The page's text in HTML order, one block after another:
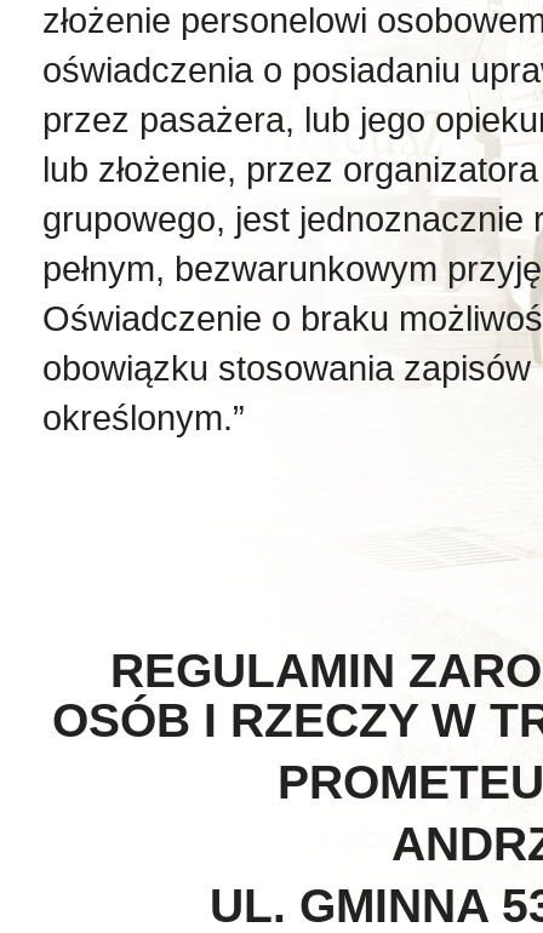
złożenie personelowi
oświadczenia o posiadaniu
przez pasażera, lub jego
lub złożenie, przez
grupowego, jest
pełnym, bezwarunkowym
Oświadczenie o braku
obowiązku stosowania
określonym.”
REGULAMIN
OSÓB I RZECZY W
UL. GMINNA